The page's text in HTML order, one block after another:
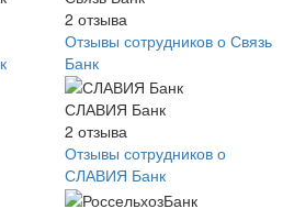
2 отзыва
Отзывы сотрудников о Связь
Банк
СЛАВИЯ Банк
2 отзыва
Отзывы сотрудников о
СЛАВИЯ Банк